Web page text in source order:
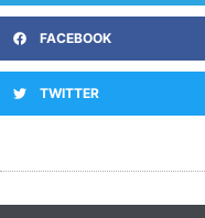
FACEBOOK
TWITTER